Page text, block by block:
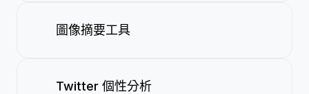
圖像摘要工具
Twitter 個性分析